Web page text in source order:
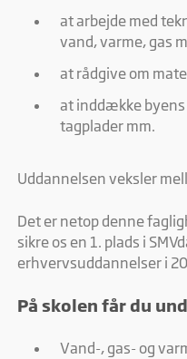
at arbejde med
vand, varme, gas
at rådgive om
at inddække byens
tagplader mm.
Uddannelsen veksler
Det er netop denne
sikre os en 1. plads i
erhvervsuddannelser i
På skolen får du
Vand-, gas- og